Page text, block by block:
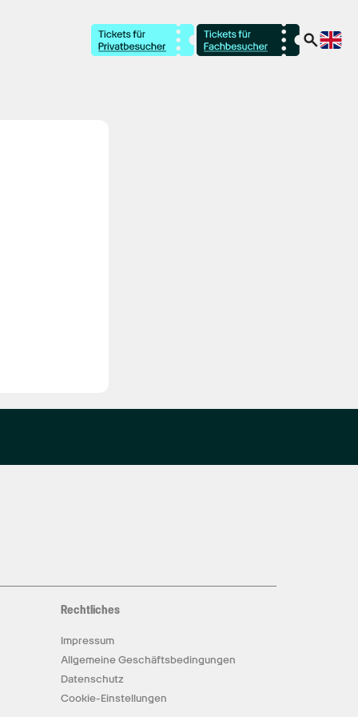
Rechtliches
Impressum
Allgemeine Geschäftsbedingungen
Datenschutz
Cookie-Einstellungen